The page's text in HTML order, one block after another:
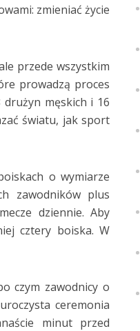
zmieniać życie
przede wszystkim
prowadzą proces
męskich i 16
światu, jak sport
o wymiarze
zawodników plus
dziennie. Aby
cztery boiska. W
czym zawodnicy o
ceremonia
minut przed